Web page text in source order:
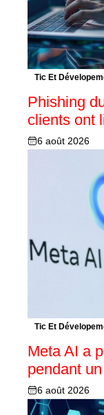
Tic Et
Phishing
clients ont
6 août 2026
Tic Et
Meta AI a
pendant
6 août 2026